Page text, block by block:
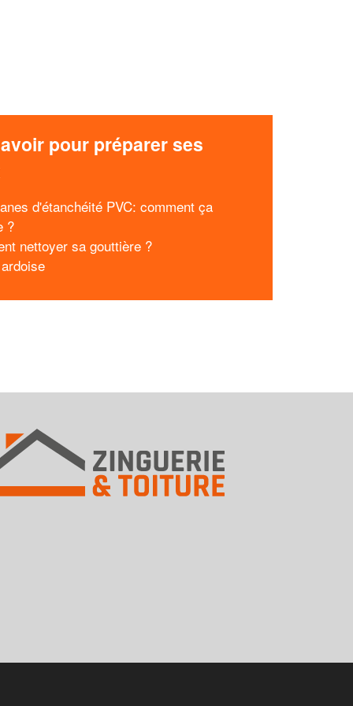
pour préparer ses
d'étanchéité PVC: comment ça
?
nettoyer sa gouttière ?